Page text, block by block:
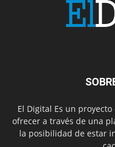
El Digital Es un
ofrecer a través de una
la posibilidad de estar